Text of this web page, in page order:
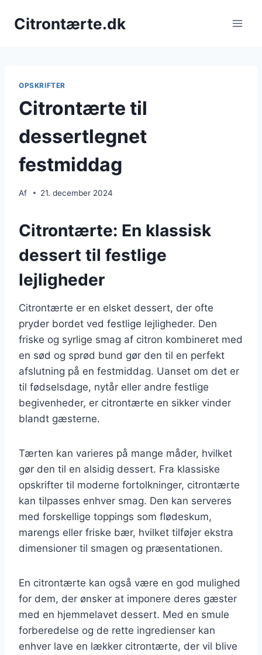
Citrontærte.dk
OPSKRIFTER
Citrontærte til
dessertlegnet
festmiddag
Af 21. december 2024
Citrontærte: En klassisk
dessert til festlige
lejligheder
Citrontærte er en elsket dessert, der ofte
pryder bordet ved festlige lejligheder. Den
friske og syrlige smag af citron kombineret med
en sød og sprød bund gør den til en perfekt
afslutning på en festmiddag. Uanset om det er
til fødselsdage, nytår eller andre festlige
begivenheder, er citrontærte en sikker vinder
blandt gæsterne.
Tærten kan varieres på mange måder, hvilket
gør den til en alsidig dessert. Fra klassiske
opskrifter til moderne fortolkninger, citrontærte
kan tilpasses enhver smag. Den kan serveres
med forskellige toppings som flødeskum,
marengs eller friske bær, hvilket tilføjer ekstra
dimensioner til smagen og præsentationen.
En citrontærte kan også være en god mulighed
for dem, der ønsker at imponere deres gæster
med en hjemmelavet dessert. Med en smule
forberedelse og de rette ingredienser kan
enhver lave en lækker citrontærte, der vil blive